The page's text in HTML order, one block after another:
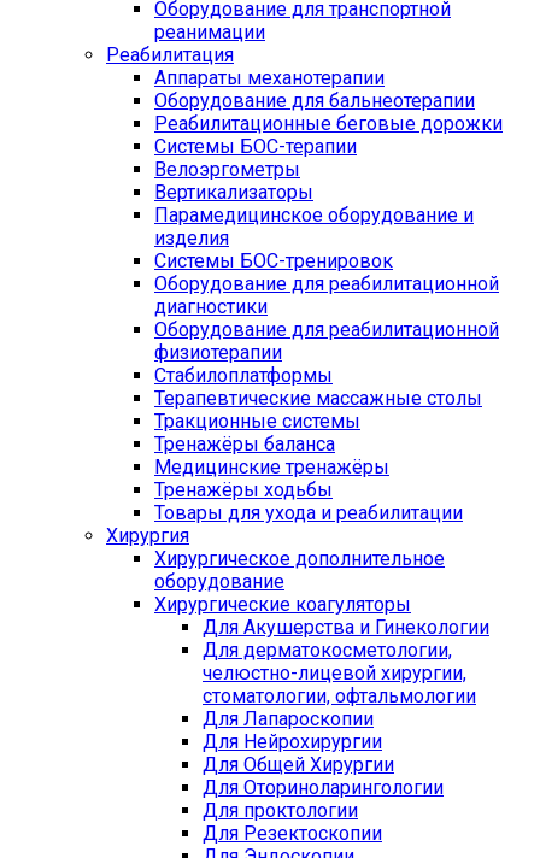
Оборудование для транспортной
реанимации
Реабилитация
Аппараты механотерапии
Оборудование для бальнеотерапии
Реабилитационные беговые дорожки
Системы БОС-терапии
Велоэргометры
Вертикализаторы
Парамедицинское оборудование и
изделия
Системы БОС-тренировок
Оборудование для реабилитационной
диагностики
Оборудование для реабилитационной
физиотерапии
Стабилоплатформы
Терапевтические массажные столы
Тракционные системы
Тренажёры баланса
Медицинские тренажёры
Тренажёры ходьбы
Товары для ухода и реабилитации
Хирургия
Хирургическое дополнительное
оборудование
Хирургические коагуляторы
Для Акушерства и Гинекологии
Для дерматокосметологии,
челюстно-лицевой хирургии,
стоматологии, офтальмологии
Для Лапароскопии
Для Нейрохирургии
Для Общей Хирургии
Для Оториноларингологии
Для проктологии
Для Резектоскопии